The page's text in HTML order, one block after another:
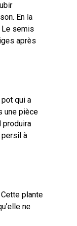
En la
Le semis
après
qui a
une pièce
produira
persil à
plante
ne